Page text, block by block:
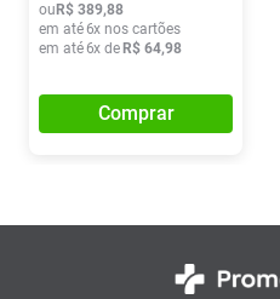
ou R$ 389,88
em até6x nos cartões
em até6x de R$ 64,98
Comprar